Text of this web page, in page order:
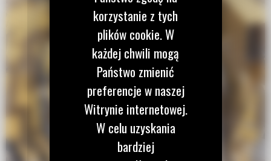
korzystanie z tych
plików cookie. W
każdej chwili mogą
Państwo zmienić
preferencje w naszej
Witrynie internetowej.
W celu uzyskania
bardziej